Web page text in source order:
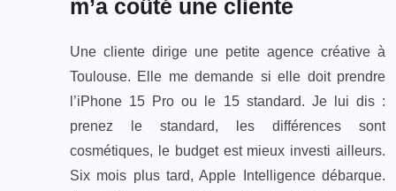
m’a coûté une cliente
Une cliente dirige une petite agence créative à
Toulouse. Elle me demande si elle doit prendre
l’iPhone 15 Pro ou le 15 standard. Je lui dis :
prenez le standard, les différences sont
cosmétiques, le budget est mieux investi ailleurs.
Six mois plus tard, Apple Intelligence débarque.